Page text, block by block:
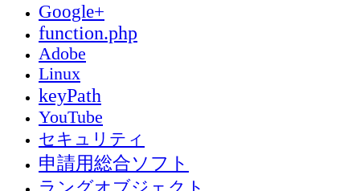
Google+
function.php
Adobe
Linux
keyPath
YouTube
セキュリティ
申請用総合ソフト